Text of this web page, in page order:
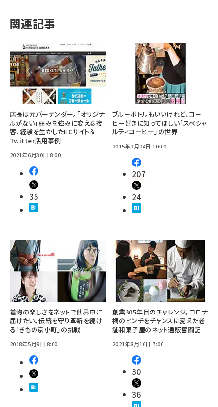
関連記事
店長は元バーテンダー。「オリジナ
ルがない」弱みを強みに変える接
客、経験を生かしたECサイト＆
Twitter活用事例
2021年6月30日 8:00
35
ブルーボトルもいいけれど、コー
ヒー好きに知ってほしい「スペシャ
ルティコーヒー」の世界
2015年2月24日 10:00
207
24
着物の楽しさをネットで世界中に
届けたい。伝統を守り革新を続け
る「きもの京小町」の挑戦
2018年5月9日 8:00
創業305年目のチャレンジ。コロナ
禍のピンチをチャンスに変えた老
舗和菓子屋のネット通販奮闘記
2021年8月16日 7:00
30
36